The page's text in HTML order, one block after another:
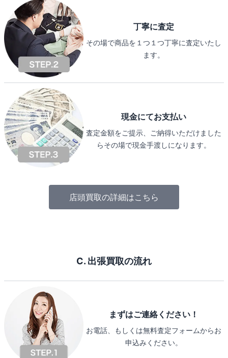
丁寧に査定
その場で商品を１つ１つ丁寧に査定いたし
ます。
現金にてお支払い
査定金額をご提示、ご納得いただけました
らその場で現金手渡しになります。
店頭買取の詳細はこちら
C. 出張買取の流れ
まずはご連絡ください！
お電話、もしくは無料査定フォームからお
申込みください。